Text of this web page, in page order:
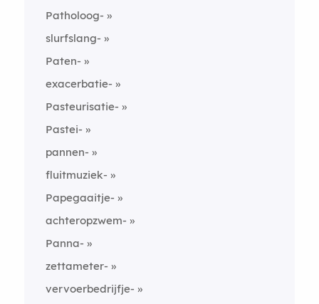
Patholoog-
slurfslang-
Paten-
exacerbatie-
Pasteurisatie-
Pastei-
pannen-
fluitmuziek-
Papegaaitje-
achteropzwem-
Panna-
zettameter-
vervoerbedrijfje-